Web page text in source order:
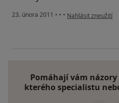
23. února 2011 • • • podle názoru
Nahlásit zneužití
Pomáhají vám
kterého specialistu